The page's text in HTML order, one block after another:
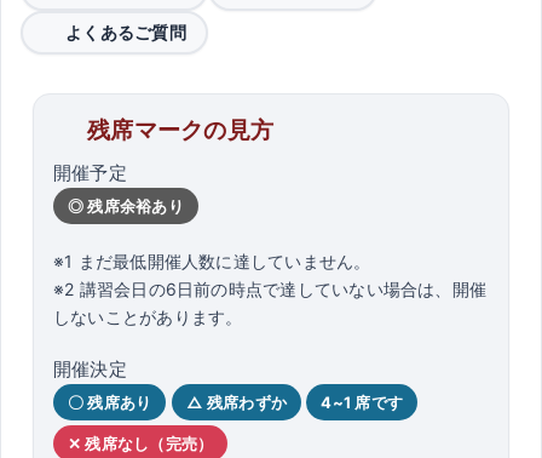
よくあるご質問
残席マークの見方
開催予定
◎ 残席余裕あり
※1 まだ最低開催人数に達していません。
※2 講習会日の6日前の時点で達していない場合は、開催
しないことがあります。
開催決定
〇 残席あり △ 残席わずか 4~1 席です
✕ 残席なし（完売）